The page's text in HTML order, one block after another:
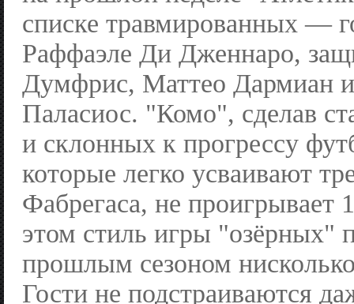
списке травмированных —
Раффаэле Ди Дженнаро,
Думфрис, Маттео Дармиан
Паласиос. "Комо", сделав
и склонных к прогрессу
которые легко усваивают
Фабрегаса, не проигрывает
этом стиль игры "озёрных"
прошлым сезоном
Гости не подстраиваются